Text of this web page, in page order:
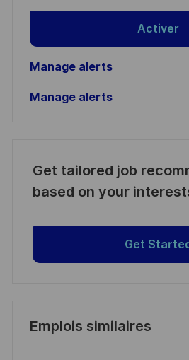
Activer
Manage alerts
Manage alerts
Get tailored job
based on your
Get
Emplois similaires